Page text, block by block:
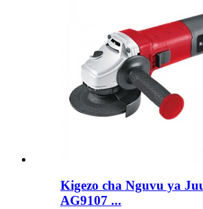
Kigezo cha Nguvu ya
AG9107 ...